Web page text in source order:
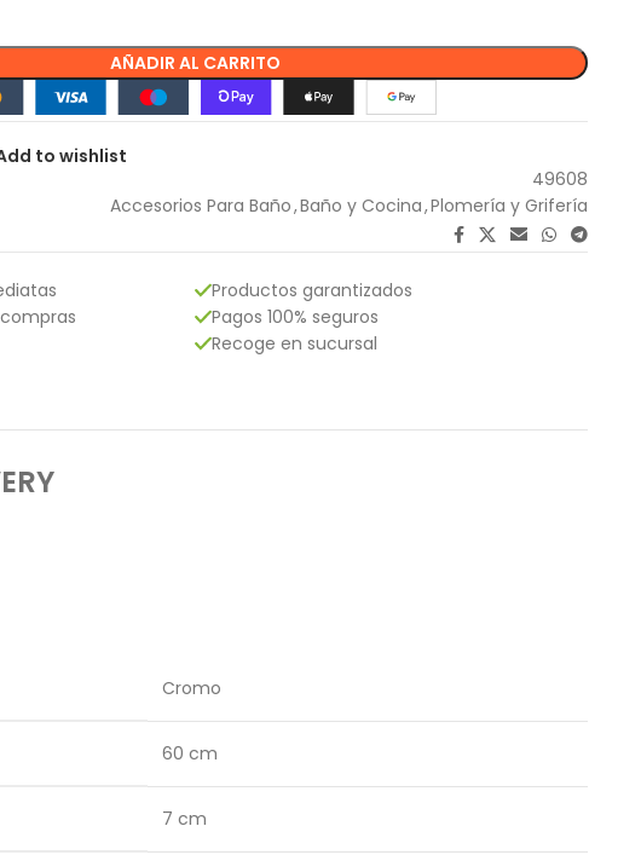
AÑADIR AL CARRITO
to wishlist
49608
Accesorios Para Baño,Baño y Cocina,Plomería y Grifería
Productos garantizados
Pagos 100% seguros
Recoge en sucursal
Cromo
60 cm
7 cm